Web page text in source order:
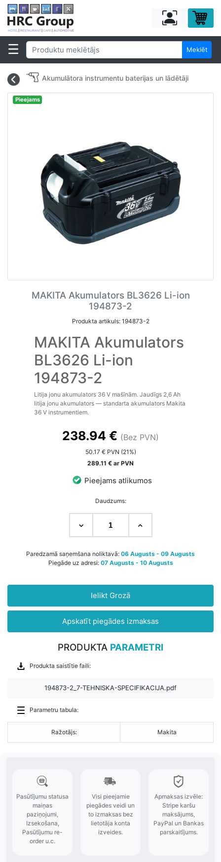
Meklēt
Akumulātora instrumentu baterijas un lādētāji
Pieejams
MAKITA Akumulators BL3626 Li-ion
194873-2
Produkta artikuls: 194873-2
MAKITA Akumulators
BL3626 Li-ion
194873-2
Litija jonu akumulators 36 V mašīnām. Jaudīgs 2,6 Ah
litija jonu akumulators — standarta akumulators Makita
36 V instrumentiem.
238.94 € (Bez PVN)
50.17 € PVN (21%)
289.11 € ar PVN
Pieejams atlikumos
Daudzums:
Paredzamā saņemšana noliktavā: 06 Augusts - 09 Augusts
Piegāde uz adresi: 07 Augusts - 10 Augusts
Ielikt Grozā
Apskatīt piegādes izmaksas
PRODUKTA PARAMETRI
Produkta saistītie faili:
194873-2_7-TEHNISKA-SPECIFIKACIJA.pdf
Parametru tabula:
Ražotājs: Makita